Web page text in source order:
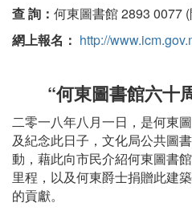
查 詢： 何東圖書館 2893 0077
網上報名： http://
“何東圖書館六十
二零一八年八月一日，是何東
及紀念此日子，文化局公共圖
動，藉此向市民介紹何東圖書
里程，以及何東爵士捐贈此建
的貢獻。